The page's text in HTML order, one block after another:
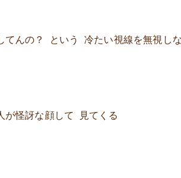
てんの？ という 冷たい視線を無視し
が怪訝な顔して 見てくる